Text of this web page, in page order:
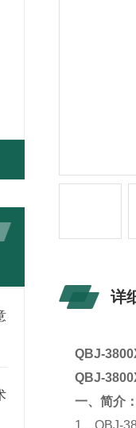
详
QBJ-
QBJ-
一、简介
1 、QBJ-